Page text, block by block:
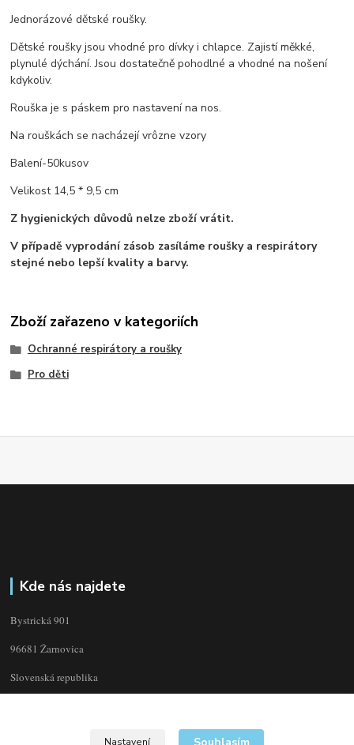
Jednorázové dětské roušky.
Dětské roušky jsou vhodné pro dívky i chlapce. Zajistí měkké,
plynulé dýchání. Jsou dostatečně pohodlné a vhodné na nošení
kdykoliv.
Rouška je s páskem pro nastavení na nos.
Na rouškách se nacházejí vrôzne vzory
Balení-50kusov
Velikost 14,5 * 9,5 cm
Z hygienických důvodů nelze zboží vrátit.
V případě vyprodání zásob zasíláme roušky a respirátory
stejné nebo lepší kvality a barvy.
Zboží zařazeno v kategoriích
Ochranné respirátory a roušky
Pro děti
Kde nás najdete
Bystrická 901
96681 Žarnovica
Slovenská republika
Nastavení